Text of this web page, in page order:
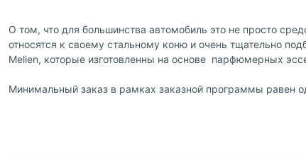
О том, что для большинства автомобиль это не просто
относятся к своему стальному коню и очень тщательно
Melien, которые изготовленны на основе парфюмерных
Минимальный заказ в рамках заказной программы равен